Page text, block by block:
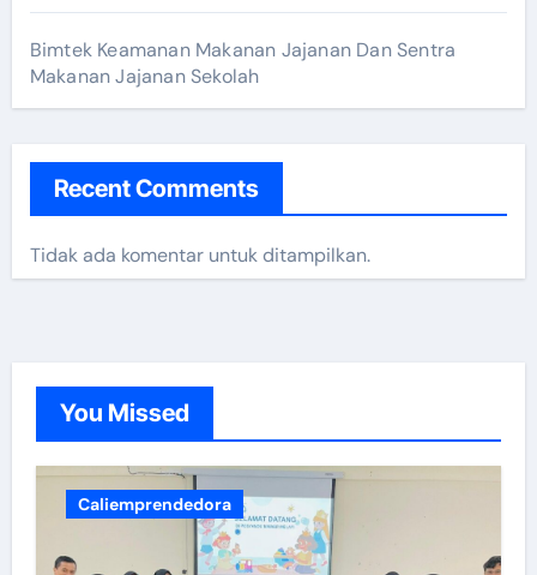
Bimtek Keamanan Makanan Jajanan Dan Sentra
Makanan Jajanan Sekolah
Recent Comments
Tidak ada komentar untuk ditampilkan.
You Missed
Caliemprendedora